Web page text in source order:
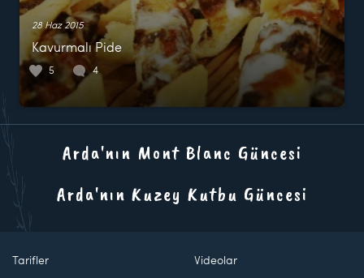
28 Haz 2015
Kavurmalı Pide
5 4
Arda'nın Mont Blanc Güncesi
Arda'nın Kuzey Kutbu Güncesi
Tarifler Videolar